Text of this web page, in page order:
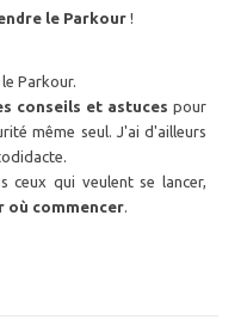
le Parkour !
Parkour.
conseils et astuces pour
même seul. J'ai d'ailleurs
ceux qui veulent se lancer,
où commencer.